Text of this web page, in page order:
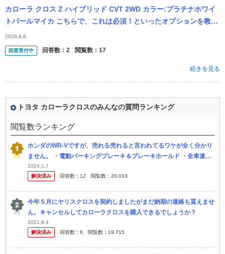
カローラ クロス Z ハイブリッド CVT 2WD カラー:プラチナホワイ
トパールマイカ こちらで、これは必須！といったオプションを教え
ていただきたいです。あまりこだわりがなくて、、 正直、...
2026.8.8
回答受付中 回答数： 2 閲覧数： 17
続きを見る
トヨタ カローラクロスのみんなの質問ランキング
閲覧数ランキング
ホンダのWR-Vですが、売れる売れると言われてるワケが全く分かり
ません。 ・電動パーキングブレーキ＆ブレーキホールド ・全車速対
応ACC ・ブラインドスポットモニター 最近では普通車なら当然レ
ベ...
2024.1.7
解決済み
回答数： 12 閲覧数： 20,013
今年５月にヤリスクロスを契約しましたがまだ納期の連絡も貰えませ
ん。キャンセルしてカローラクロスを購入できるでしょうか？
2021.9.4
解決済み
回答数： 6 閲覧数： 19,715